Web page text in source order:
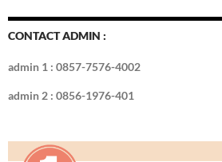
CONTACT ADMIN :
admin 1 : 0857-7576-4002
admin 2 : 0856-1976-401